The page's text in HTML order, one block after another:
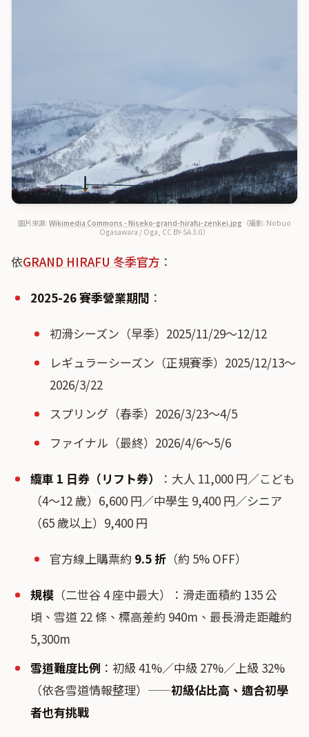
圖片來源: Wikimedia Commons - Niseko-grand-hirafu-zenkei.jpg （撮影: Nobuo
Ogasawara / Oga, CC BY-SA 3.0）
依GRAND HIRAFU 冬季官方 ：
2025-26 賽季營業期間 ：
初滑シーズン（早季）2025/11/29〜12/12
レギュラーシーズン（正規賽季）2025/12/13〜
2026/3/22
スプリング（春季）2026/3/23〜4/5
ファイナル（最終）2026/4/6〜5/6
纜車 1 日券（リフト券）
：大人 11,000 円／こども
（4〜12 歲）6,600 円／中學生 9,400 円／シニア
（65 歲以上）9,400 円
官方線上購票約 9.5 折 （約 5% OFF）
規模 （二世谷 4 座中最大）：滑走面積約 135 公
頃、雪道 22 條、標高差約 940m、最長滑走距離約
5,300m
雪道難度比例 ：初級 41%／中級 27%／上級 32%
（依各雪道情報整理）——初級佔比高、適合初學
者也有挑戰